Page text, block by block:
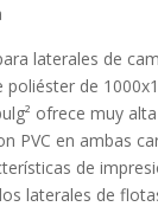
laterales de
poliéster de
ofrece muy
PVC en ambas
de
laterales de